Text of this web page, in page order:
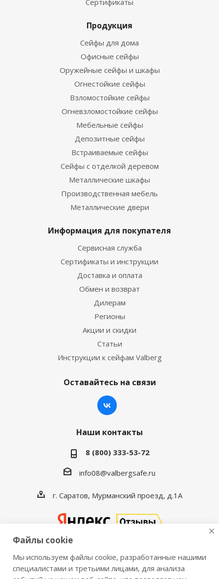
Сертификаты
Продукция
Сейфы для дома
Офисные сейфы
Оружейные сейфы и шкафы
Огнестойкие сейфы
Взломостойкие сейфы
Огневзломостойкие сейфы
Мебельные сейфы
Депозитные сейфы
Встраиваемые сейфы
Сейфы с отделкой деревом
Металлические шкафы
Производственная мебель
Металлические двери
Информация для покупателя
Сервисная служба
Сертификаты и инструкции
Доставка и оплата
Обмен и возврат
Дилерам
Регионы
Акции и скидки
Статьи
Инструкции к сейфам Valberg
Оставайтесь на связи
Наши контакты
8 (800) 333-53-72
info08@valbergsafe.ru
г. Саратов, Мурманский проезд, д.1А
2016-2026 © VALBERGSAFE.RU — Интернет-магазин
Файлы cookie
Мы используем файлы cookie, разработанные нашими
специалистами и третьими лицами, для анализа